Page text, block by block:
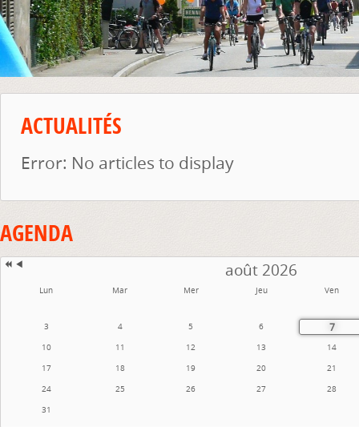
ACTUALITÉS
Error: No articles to display
AGENDA
août 2026
Lun Mar Mer Jeu Ven
3 4 5 6 7
10 11 12 13
14
17
18 19 20
21
24
25 26 27
28
31